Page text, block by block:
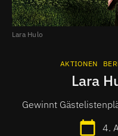
Lara Hulo
AKTIONEN
Lara
Gewinnt
4.